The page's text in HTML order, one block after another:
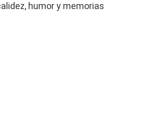
humor y memorias